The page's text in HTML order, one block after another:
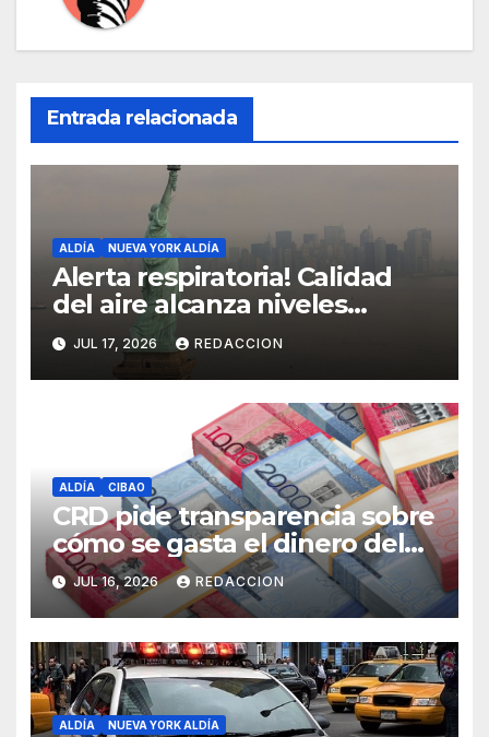
Entrada relacionada
ALDÍA NUEVA YORK ALDÍA
Alerta respiratoria! Calidad
del aire alcanza niveles
peligrosos en NYC
JUL 17, 2026 REDACCION
ALDÍA CIBAO
CRD pide transparencia sobre
cómo se gasta el dinero del
Seguro Familiar de Salud
JUL 16, 2026 REDACCION
ALDÍA NUEVA YORK ALDÍA